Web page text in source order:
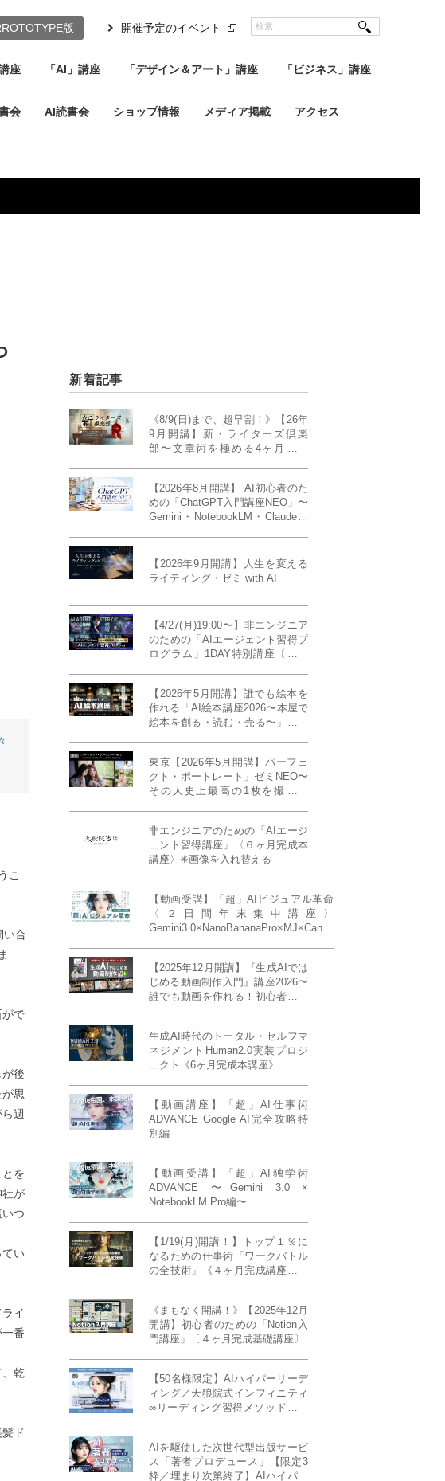
座 「AI」講座 「デザイン＆アート」講座 「ビジネス」講座
会 AI読書会 ショップ情報 メディア掲載 アクセス
版 開催予定のイベント
こ
い合
がで
後
思
週
を
社が
つ
てい
イ
番
、乾
ド
新着記事
《8/9(日)まで、超早割！》【26年
9月開講】新・ライターズ倶楽
部〜文章術を極める4ヶ月講義
【2026年8月開講】 AI初心者のた
めの「ChatGPT入門講座NEO」〜
Gemini・NotebookLM・Claudeま
座〕
【2026年9月開講】人生を変える
ライティング・ゼミ with AI
【4/27(月)19:00〜】非エンジニア
のための「AIエージェント習得プ
ログラム」1DAY特別講座〔パワ
【2026年5月開講】誰でも絵本を
作れる「AI絵本講座2026〜本屋で
絵本を創る・読む・売る〜」イン
20名限定》
東京【2026年5月開講】パーフェ
クト・ポートレート」ゼミNEO〜
その人史上最高の1枚を撮る！
催）」《初参加大歓迎／12名限
定》
非エンジニアのための「AIエージ
ェント習得講座」〈６ヶ月完成本
講座〉✳︎画像を入れ替える
【動画受講】「超」AIビジュアル革命
〈２日間年末集中講座〉
Gemini3.0×NanoBananaPro×MJ×Canva
【2025年12月開講】『生成AIでは
じめる動画制作入門』講座2026〜
誰でも動画を作れる！初心者から
生成AI時代のトータル・セルフマ
ネジメントHuman2.0実装プロジ
ェクト《6ヶ月完成本講座》
【動画講座】「超」AI仕事術
ADVANCE Google AI完全攻略特
別編
【動画受講】「超」AI独学術
ADVANCE 〜Gemini 3.0 ×
NotebookLM Pro編〜
【1/19(月)開講！】トップ１％に
なるための仕事術「ワークバトル
の全技術」《４ヶ月完成講座》ー
《まもなく開講！》【2025年12月
開講】初心者のための「Notion入
門講座」〔４ヶ月完成基礎講座〕
【50名様限定】AIハイパーリーデ
ィング／天狼院式インフィニティ
∞リーディング習得メソッド《４
AIを駆使した次世代型出版サービ
ス「著者プロデュース」【限定3
枠／埋まり次第終了】AIハイパー